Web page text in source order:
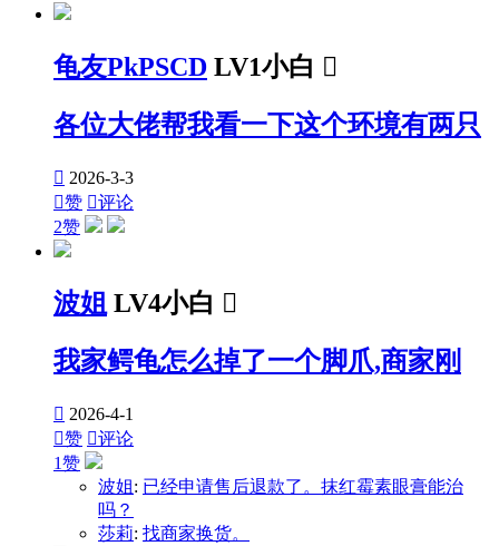
龟友PkPSCD LV1小白 
各位大佬帮我看一下这个环境有两只
 2026-3-3
赞 评论
2赞
波姐 LV4小白 
我家鳄龟怎么掉了一个脚爪,商家刚
 2026-4-1
赞 评论
1赞
波姐: 已经申请售后退款了。抹红霉素眼膏能治
吗？
莎莉: 找商家换货。